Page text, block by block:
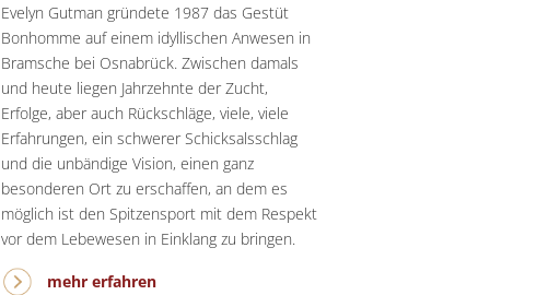
Evelyn Gutman gründete 1987 das Gestüt
Bonhomme auf einem idyllischen Anwesen in
Bramsche bei Osnabrück. Zwischen damals
und heute liegen Jahrzehnte der Zucht,
Erfolge, aber auch Rückschläge, viele, viele
Erfahrungen, ein schwerer Schicksalsschlag
und die unbändige Vision, einen ganz
besonderen Ort zu erschaffen, an dem es
möglich ist den Spitzensport mit dem Respekt
vor dem Lebewesen in Einklang zu bringen.
mehr erfahren